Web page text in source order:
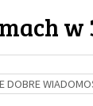
DOBRE